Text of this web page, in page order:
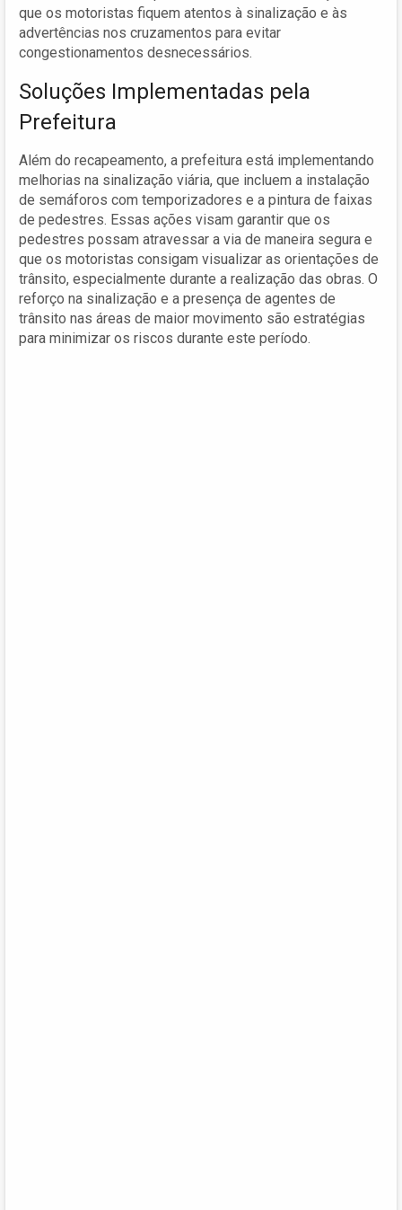
que os motoristas fiquem atentos à sinalização e às
advertências nos cruzamentos para evitar
congestionamentos desnecessários.
Soluções Implementadas pela
Prefeitura
Além do recapeamento, a prefeitura está implementando
melhorias na sinalização viária, que incluem a instalação
de semáforos com temporizadores e a pintura de faixas
de pedestres. Essas ações visam garantir que os
pedestres possam atravessar a via de maneira segura e
que os motoristas consigam visualizar as orientações de
trânsito, especialmente durante a realização das obras. O
reforço na sinalização e a presença de agentes de
trânsito nas áreas de maior movimento são estratégias
para minimizar os riscos durante este período.